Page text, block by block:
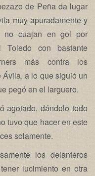
de Peña da lugar
muy apuradamente y
no cuajan en gol por
con bastante
más contra los
a lo que siguió un
pegó en el larguero.
agotado, dándolo todo
tuvo que hacer en este
solamente.
los delanteros
lucimiento en otra